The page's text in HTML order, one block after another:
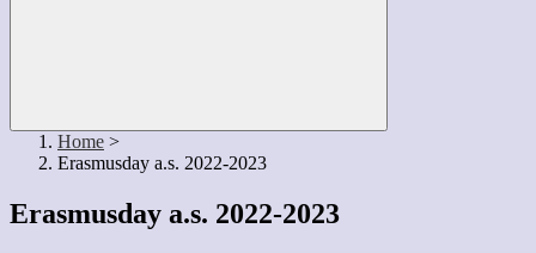
Home >
Erasmusday a.s. 2022-2023
Erasmusday a.s. 2022-2023